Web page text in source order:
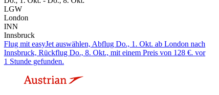
LGW
London
INN
Innsbruck
Flug mit easyJet auswählen, Abflug Do., 1. Okt. ab London nach
Innsbruck, Rückflug Do., 8. Okt., mit einem Preis von 128 €. vor
1 Stunde gefunden.